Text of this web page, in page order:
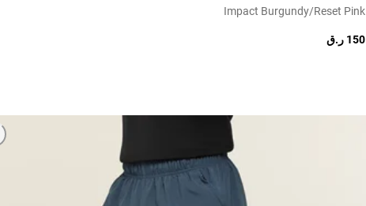
Impact Burgundy/reset Pink
150 ر.ق